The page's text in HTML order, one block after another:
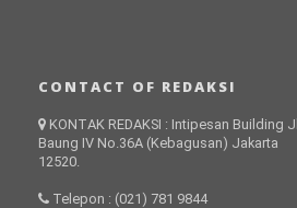
CONTACT OF REDAKSI
KONTAK REDAKSI : Intipesan Building
Baung IV No.36A (Kebagusan) Jakarta
12520.
Telepon : (021) 781 9844